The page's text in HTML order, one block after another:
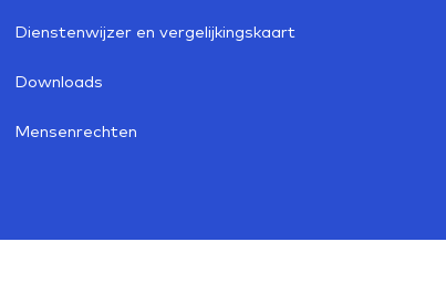
Dienstenwijzer en vergelijkingskaart
Downloads
Mensenrechten